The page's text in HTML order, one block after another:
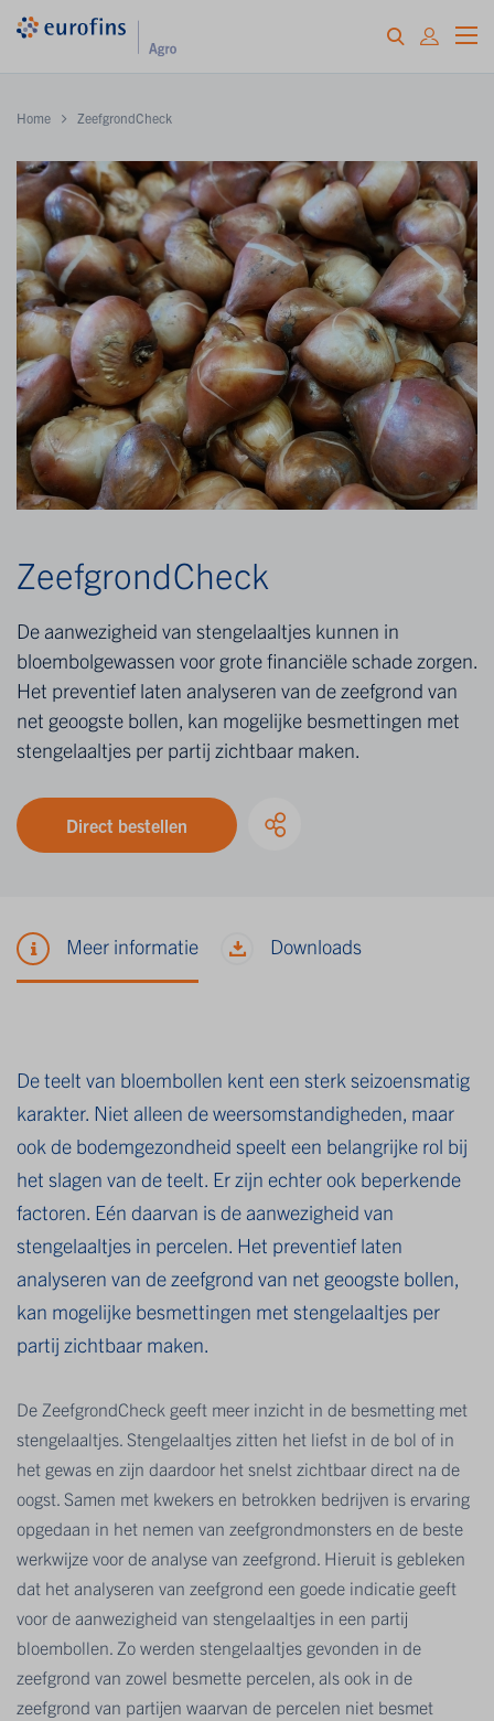
Home ZeefgrondCheck
ZeefgrondCheck
De aanwezigheid van stengelaaltjes kunnen in
bloembolgewassen voor grote financiële schade zorgen.
Het preventief laten analyseren van de zeefgrond van
net geoogste bollen, kan mogelijke besmettingen met
stengelaaltjes per partij zichtbaar maken.
Direct bestellen
Meer informatie Downloads
De teelt van bloembollen kent een sterk seizoensmatig
karakter. Niet alleen de weersomstandigheden, maar
ook de bodemgezondheid speelt een belangrijke rol bij
het slagen van de teelt. Er zijn echter ook beperkende
factoren. Eén daarvan is de aanwezigheid van
stengelaaltjes in percelen. Het preventief laten
analyseren van de zeefgrond van net geoogste bollen,
kan mogelijke besmettingen met stengelaaltjes per
partij zichtbaar maken.
De ZeefgrondCheck geeft meer inzicht in de besmetting met
stengelaaltjes. Stengelaaltjes zitten het liefst in de bol of in
het gewas en zijn daardoor het snelst zichtbaar direct na de
oogst. Samen met kwekers en betrokken bedrijven is ervaring
opgedaan in het nemen van zeefgrondmonsters en de beste
werkwijze voor de analyse van zeefgrond. Hieruit is gebleken
dat het analyseren van zeefgrond een goede indicatie geeft
voor de aanwezigheid van stengelaaltjes in een partij
bloembollen. Zo werden stengelaaltjes gevonden in de
zeefgrond van zowel besmette percelen, als ook in de
zeefgrond van partijen waarvan de percelen niet besmet